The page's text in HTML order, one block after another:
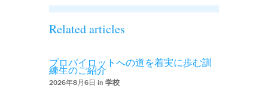
Related articles
プロパイロットへの道を着実に歩む訓
練生のご紹介
2026年8月6日 in 学校